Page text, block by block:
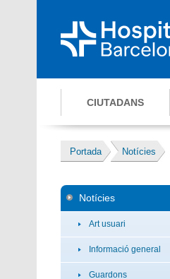
CIUTADANS
Portada Notícies
Notícies
Art usuari
Informació general
Guardons